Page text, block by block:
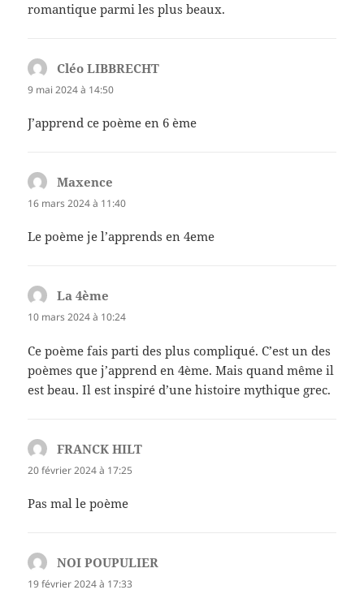
romantique parmi les plus beaux.
Cléo LIBBRECHT
9 mai 2024 à 14:50
J’apprend ce poème en 6 ème
Maxence
16 mars 2024 à 11:40
Le poème je l’apprends en 4eme
La 4ème
10 mars 2024 à 10:24
Ce poème fais parti des plus compliqué. C’est un des
poèmes que j’apprend en 4ème. Mais quand même il
est beau. Il est inspiré d’une histoire mythique grec.
FRANCK HILT
20 février 2024 à 17:25
Pas mal le poème
NOI POUPULIER
19 février 2024 à 17:33